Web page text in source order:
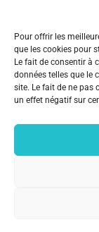
Pour offrir les
que les cookies pour
Le fait de consentir à
données telles que le
site. Le fait de ne pas
un effet négatif sur
Politique
Annulation
Politique
Suivez-